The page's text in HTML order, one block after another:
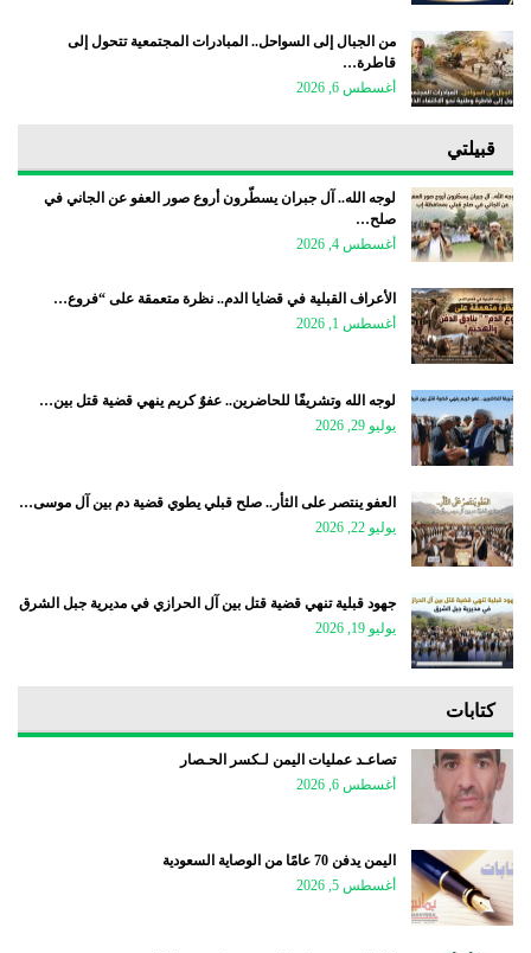
من الجبال إلى السواحل.. المبادرات المجتمعية تتحول إلى
قاطرة…
أغسطس 6, 2026
قبيلتي
لوجه الله.. آل جبران يسطّرون أروع صور العفو عن الجاني في
صلح…
أغسطس 4, 2026
الأعراف القبلية في قضايا الدم.. نظرة متعمقة على “فروع…
أغسطس 1, 2026
لوجه الله وتشريفًا للحاضرين.. عفوٌ كريم ينهي قضية قتل بين…
يوليو 29, 2026
العفو ينتصر على الثأر.. صلح قبلي يطوي قضية دم بين آل موسى…
يوليو 22, 2026
جهود قبلية تنهي قضية قتل بين آل الحرازي في مديرية جبل الشرق
يوليو 19, 2026
كتابات
تصاعـد عمليات اليمن لـكسر الحـصار
أغسطس 6, 2026
اليمن يدفن 70 عامًا من الوصاية السعودية
أغسطس 5, 2026